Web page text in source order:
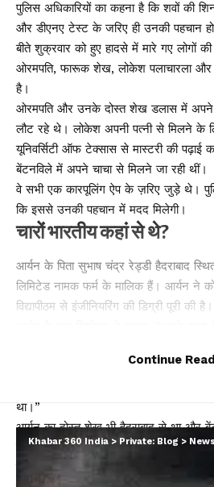
पुलिस अधिकारियों का कहना है कि शवों की
और डीएनए टेस्ट के जरिए ही उनकी पहचान
बीते शुक्रवार को हुए हादसे में मारे गए लोगों
ओरमपति, फारूक शेख, लोकेश पलाचारला और
है।
ओरमपति और उनके दोस्त शेख डलास में अपने
लौट रहे थे। लोकेश अपनी पत्नी से मिलने के
यूनिवर्सिटी ऑफ टेक्सास से मास्टरी की पढ़ाई
बेंटनविले में अपने चाचा से मिलने जा रही थीं।
वे सभी एक कारपूलिंग ऐप के ज़रिए जुड़े थे।
कि इससे उनकी पहचान में मदद मिलेगी।
चारों भारतीय कहां से थे?
आर्यन के पिता सुभाष चंद्र रेड्डी हैदराबाद
लिमिटेड नामक फर्म के मालिक हैं। आर्यन ने
विद्यापीठम से इंजीनियरिंग की डिग्री पूरी की है।
के बाद उन्होंने उसे भारत लौटने के लिए कहा
था।”
आर्यन का दोस्त शेख भी हैदराबाद से था और
की दर्शिनी टेक्सास के फ्रिस्को में रहती
वली ने बताया कि वे तीन साल पहले
Continue
Khabar 360 India > Private: Blog > News